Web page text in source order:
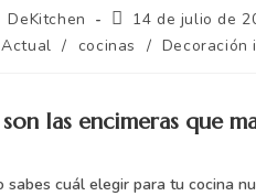
DeKitchen
14 de julio de
/ cocinas / Decoración
las encimeras que
sabes cuál elegir para tu cocina